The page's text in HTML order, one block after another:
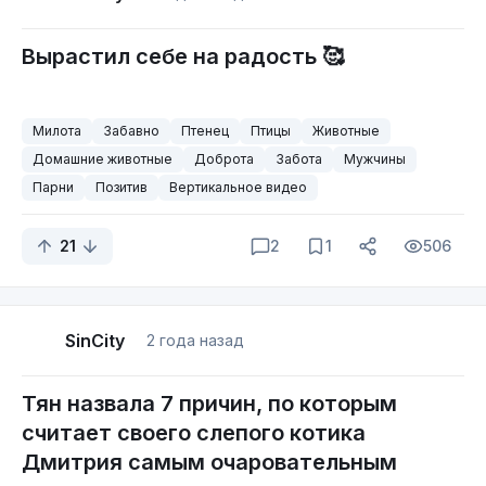
Так сказать , готовь сани с лета !)))
Вырастил себе на радость 🥰
Милота Забавно Птенец Птицы
Животные
Домашние животные
Доброта Забота
Мужчины
Парни
Позитив Вертикальное видео
21 2 1 506
SinCity 2 года назад
Тян назвала 7 причин, по которым
считает своего слепого котика
Дмитрия самым очаровательным